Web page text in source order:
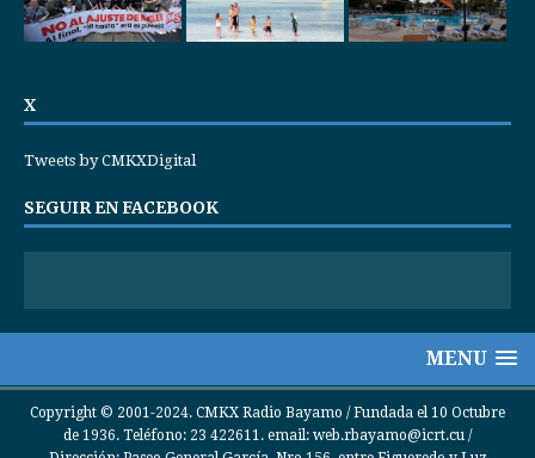
X
Tweets by CMKXDigital
SEGUIR EN FACEBOOK
MENU
Copyright © 2001-2024. CMKX Radio Bayamo / Fundada el 10 Octubre
de 1936. Teléfono: 23 422611. email: web.rbayamo@icrt.cu /